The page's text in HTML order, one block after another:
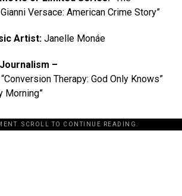
Versace: American Crime Story”
Artist: Janelle Monáe
–
“Conversion Therapy: God Only Knows”
Morning”
SCROLL TO CONTINUE READING.